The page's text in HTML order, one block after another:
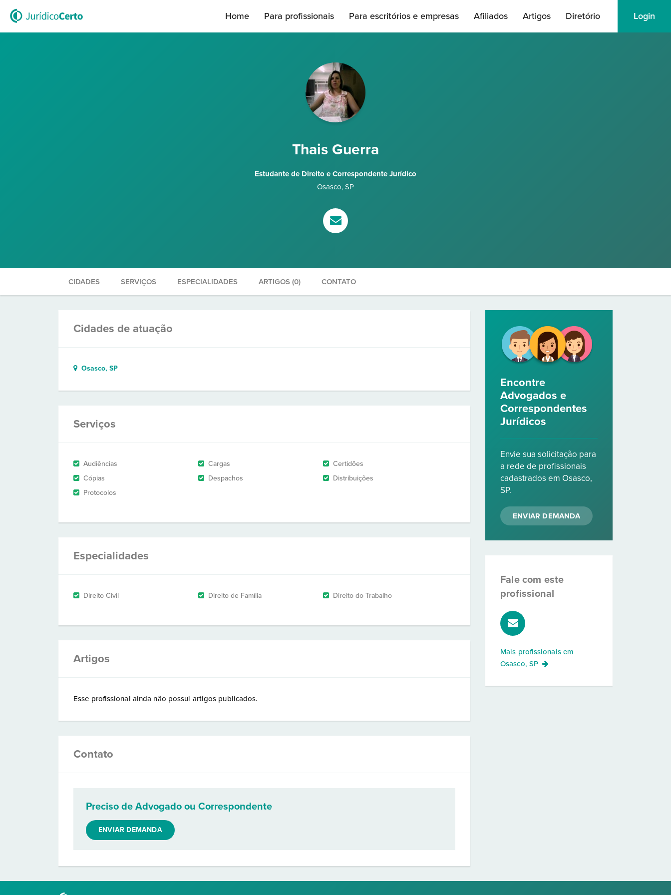
Home Para profissionais Para escritórios e empresas Afiliados Artigos Diretório Login
Thais Guerra
Estudante de Direito e Correspondente Jurídico
Osasco, SP
CIDADES SERVIÇOS ESPECIALIDADES ARTIGOS (0) CONTATO
Cidades de atuação
Osasco, SP
Serviços
Audiências Cargas
Certidões
Cópias
Despachos
Distribuições
Protocolos
Especialidades
Direito Civil Direito de Família Direito do Trabalho
Artigos
Esse profissional ainda não possui artigos publicados.
Contato
Preciso de Advogado ou Correspondente
ENVIAR DEMANDA
Encontre
Advogados e
Correspondentes
Jurídicos
Envie sua solicitação para
a rede de profissionais
cadastrados em Osasco,
SP.
ENVIAR DEMANDA
Fale com este
profissional
Mais profissionais em
Osasco, SP